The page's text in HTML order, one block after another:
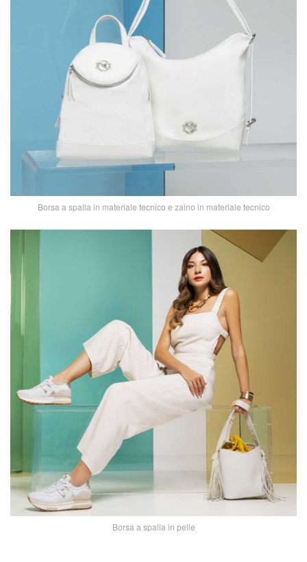
Borsa a spalla in materiale tecnico e zaino in materiale tecnico
Borsa a spalla in pelle